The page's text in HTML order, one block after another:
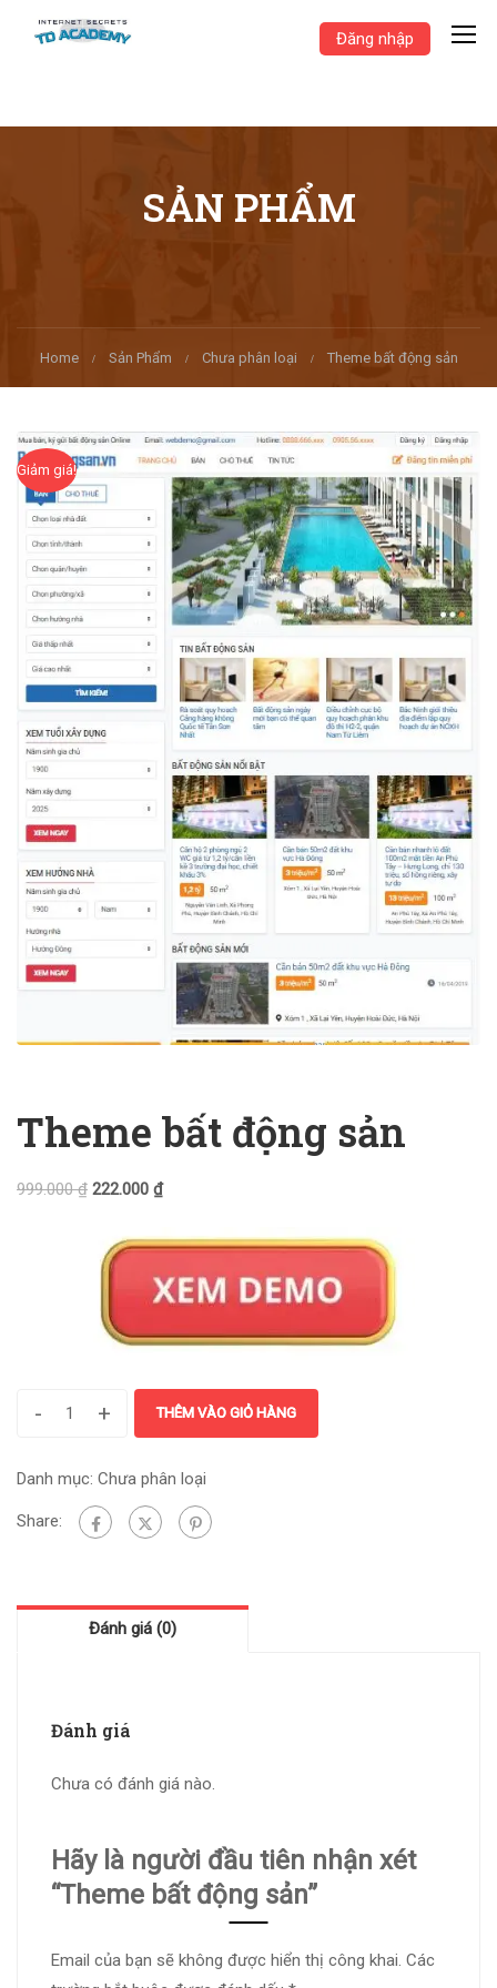
Đăng nhập
SẢN PHẨM
Home Sản Phẩm Chưa phân loại Theme bất động sản
Giảm giá!
Theme bất động sản
999.000₫ 222.000 ₫
- + THÊM VÀO GIỎ HÀNG
Danh mục: Chưa phân loại
Share:
Đánh giá (0)
Đánh giá
Chưa có đánh giá nào.
Hãy là người đầu tiên nhận xét
“Theme bất động sản”
Email của bạn sẽ không được hiển thị công khai. Các